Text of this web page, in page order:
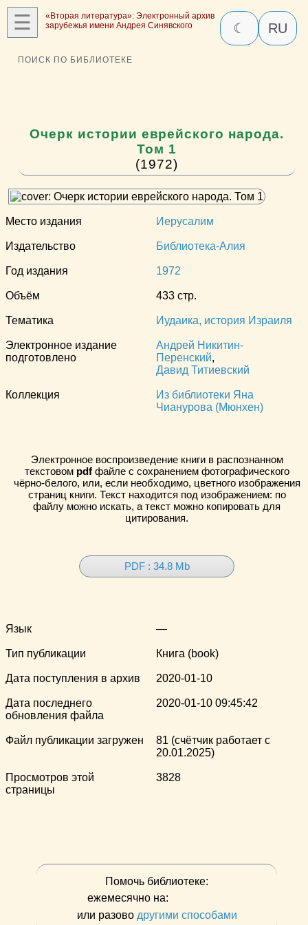
☰
«Вторая литература»: Электронный архив
зарубежья имени Андрея Синявского
☾ RU
ПОИСК ПО БИБЛИОТЕКЕ
Очерк истории еврейского народа.
Том 1
(1972)
Место издания Иерусалим
Издательство Библиотека-Алия
Год издания 1972
Объём 433 стр.
Тематика Иудаика, история Израиля
Электронное издание
подготовлено
Андрей Никитин-
Перенский,
Давид Титиевский
Коллекция
Из библиотеки Яна
Чианурова (Мюнхен)
Электронное воспроизведение книги в распознанном
текстовом pdfфайле с сохранением фотографического
чёрно-белого, или, если необходимо, цветного изображения
страниц книги. Текст находится под изображением: по
файлу можно искать, а текст можно копировать для
цитирования.
PDF : 34.8 Mb
Язык —
Тип публикации Книга (book)
Дата поступления в архив 2020-01-10
Дата последнего
обновления файла
2020-01-10 09:45:42
Файл публикации загружен
81 (счётчик работает с
20.01.2025)
Просмотров этой
страницы
3828
Помочь библиотеке:
ежемесячно на:
или разово другими способами